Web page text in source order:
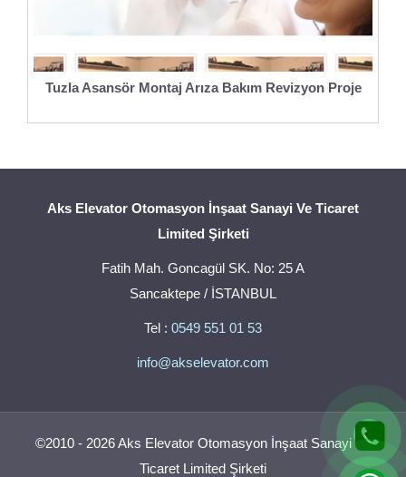
Tuzla Asansör Montaj Arıza Bakım Revizyon Proje
Aks Elevator Otomasyon İnşaat Sanayi Ve Ticaret
Limited Şirketi
Fatih Mah. Goncagül SK. No: 25 A
Sancaktepe / İSTANBUL
Tel : 0549 551 01 53
info@akselevator.com
©2010 - 2026 Aks Elevator Otomasyon İnşaat Sanayi Ve
Ticaret Limited Şirketi